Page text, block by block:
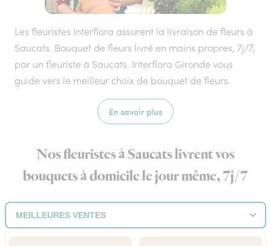
Les fleuristes Interflora assurent la livraison de fleurs à
Saucats. Bouquet de fleurs livré en mains propres, 7j/7,
par un fleuriste à Saucats. Interflora Gironde vous
guide vers le meilleur choix de bouquet de fleurs.
En savoir plus
Nos fleuristes à Saucats livrent vos
bouquets à domicile le jour même, 7j/7